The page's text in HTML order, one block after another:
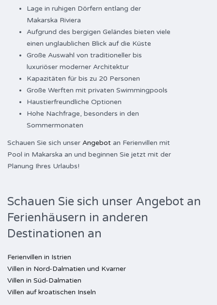
Lage in ruhigen Dörfern entlang der
Makarska Riviera
Aufgrund des bergigen Geländes bieten viele
einen unglaublichen Blick auf die Küste
Große Auswahl von traditioneller bis
luxuriöser moderner Architektur
Kapazitäten für bis zu 20 Personen
Große Werften mit privaten Swimmingpools
Haustierfreundliche Optionen
Hohe Nachfrage, besonders in den
Sommermonaten
Schauen Sie sich unser Angebot an Ferienvillen mit
Pool in Makarska an und beginnen Sie jetzt mit der
Planung Ihres Urlaubs!
Schauen Sie sich unser Angebot an
Ferienhäusern in anderen
Destinationen an
Ferienvillen in Istrien
Villen in Nord-Dalmatien und Kvarner
Villen in Süd-Dalmatien
Villen auf kroatischen Inseln